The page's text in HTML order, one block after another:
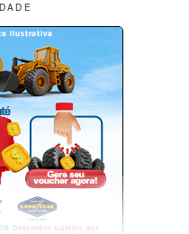
A D E